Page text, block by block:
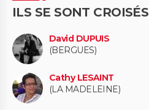
ILS SE SONT CROISÉS
David DUPUIS
(BERGUES)
Cathy LESAINT
(LA MADELEINE)